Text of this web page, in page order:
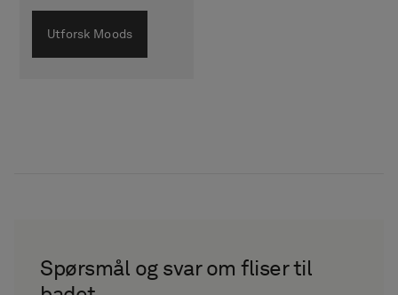
og materialer i
baderommet.
Utforsk Moods
Spørsmål og svar om fliser til